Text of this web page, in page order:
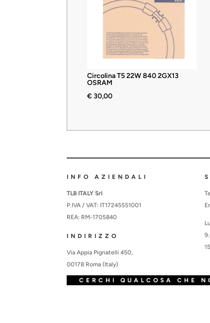
Circolina T5 22W 840 2GX13
OSRAM
€ 30,00
INFO AZIENDALI
TLB ITALY Srl
P.IVA / VAT: IT17245551001
REA: RM-1705840
INDIRIZZO
Via Appia Pignatelli 450,
00178 Roma (Italy)
CERCHI QUALCOSA CHE